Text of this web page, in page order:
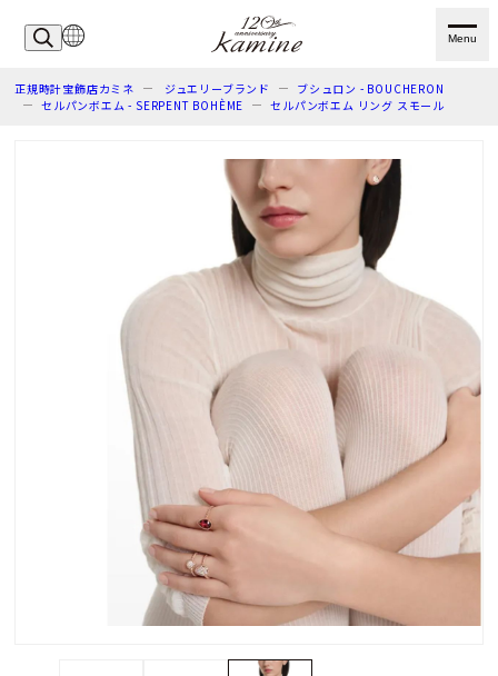
Menu
正規時計宝飾店カミネ ジュエリーブランド
ブシュロン - BOUCHERON
セルパンボエム - SERPENT BOHÈME
セルパンボエム リング スモール